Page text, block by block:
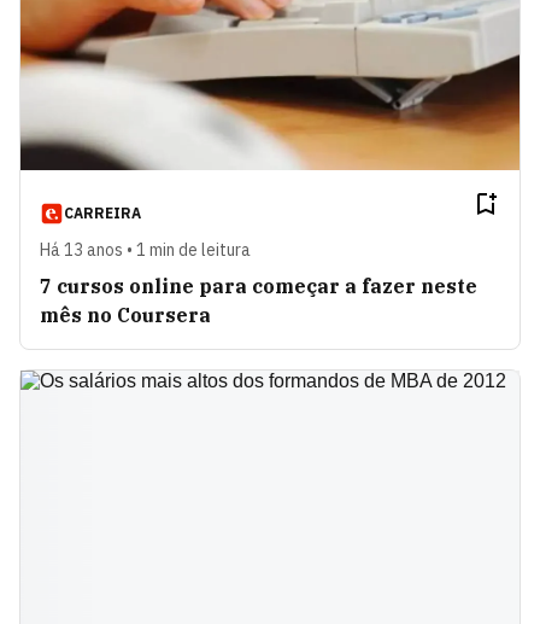
CARREIRA
Há 13 anos • 1 min de leitura
7 cursos online para começar a fazer neste
mês no Coursera